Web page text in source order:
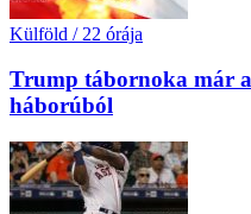
Külföld / 22 órája
Trump tábornoka már
háborúból